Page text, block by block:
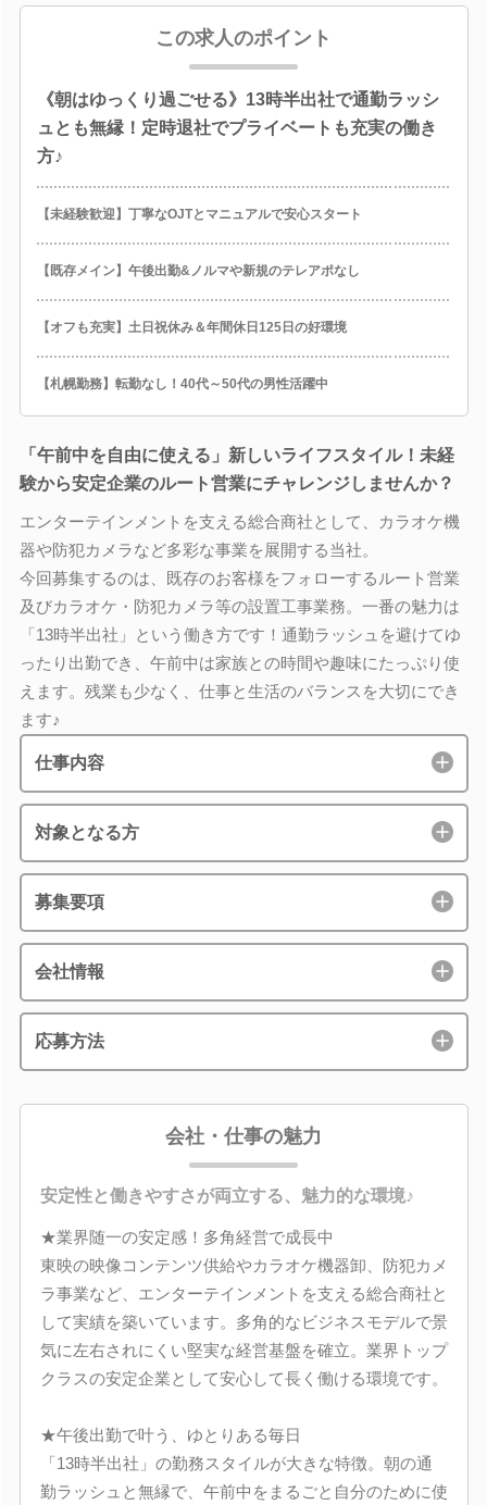
この求人のポイント
《朝はゆっくり過ごせる》13時半出社で通勤ラッシ
ュとも無縁！定時退社でプライベートも充実の働き
方♪
【未経験歓迎】丁寧なOJTとマニュアルで安心スタート
【既存メイン】午後出勤&ノルマや新規のテレアポなし
【オフも充実】土日祝休み＆年間休日125日の好環境
【札幌勤務】転勤なし！40代～50代の男性活躍中
「午前中を自由に使える」新しいライフスタイル！未経
験から安定企業のルート営業にチャレンジしませんか？
エンターテインメントを支える総合商社として、カラオケ機
器や防犯カメラなど多彩な事業を展開する当社。
今回募集するのは、既存のお客様をフォローするルート営業
及びカラオケ・防犯カメラ等の設置工事業務。一番の魅力は
「13時半出社」という働き方です！通勤ラッシュを避けてゆ
ったり出勤でき、午前中は家族との時間や趣味にたっぷり使
えます。残業も少なく、仕事と生活のバランスを大切にでき
ます♪
仕事内容
対象となる方
募集要項
会社情報
応募方法
会社・仕事の魅力
安定性と働きやすさが両立する、魅力的な環境♪
★業界随一の安定感！多角経営で成長中
東映の映像コンテンツ供給やカラオケ機器卸、防犯カメ
ラ事業など、エンターテインメントを支える総合商社と
して実績を築いています。多角的なビジネスモデルで景
気に左右されにくい堅実な経営基盤を確立。業界トップ
クラスの安定企業として安心して長く働ける環境です。
★午後出勤で叶う、ゆとりある毎日
「13時半出社」の勤務スタイルが大きな特徴。朝の通
勤ラッシュと無縁で、午前中をまるごと自分のために使